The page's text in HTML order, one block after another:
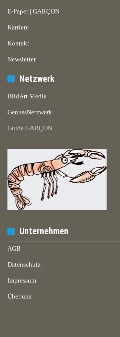
E-Paper | GARÇON
Karriere
Kontakt
Newsletter
Netzwerk
BildArt Media
GenussNetzwerk
Guide GARÇON
Unternehmen
AGB
Datenschutz
Impressum
Über uns